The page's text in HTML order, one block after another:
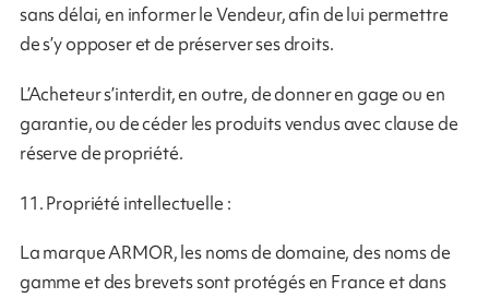
sans délai, en informer le Vendeur, afin de lui permettre
de s’y opposer et de préserver ses droits.
L’Acheteur s’interdit, en outre, de donner en gage ou en
garantie, ou de céder les produits vendus avec clause de
réserve de propriété.
11. Propriété intellectuelle :
La marque ARMOR, les noms de domaine, des noms de
gamme et des brevets sont protégés en France et dans